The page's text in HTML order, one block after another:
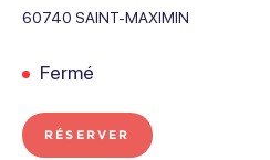
60740 SAINT-MAXIMIN
Fermé
RÉSERVER